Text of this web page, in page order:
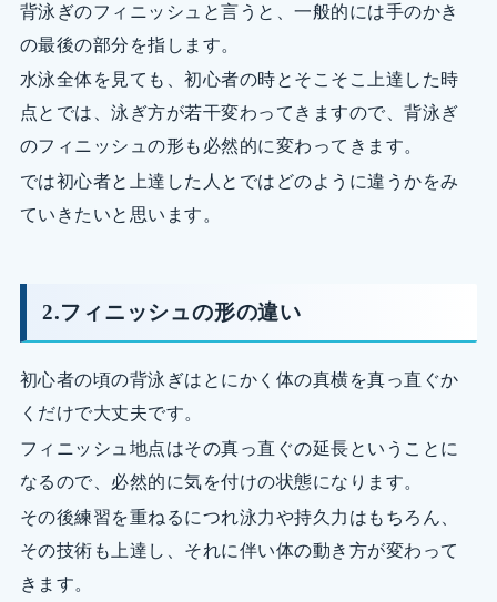
背泳ぎのフィニッシュと言うと、一般的には手のかき
の最後の部分を指します。
水泳全体を見ても、初心者の時とそこそこ上達した時
点とでは、泳ぎ方が若干変わってきますので、背泳ぎ
のフィニッシュの形も必然的に変わってきます。
では初心者と上達した人とではどのように違うかをみ
ていきたいと思います。
2.フィニッシュの形の違い
初心者の頃の背泳ぎはとにかく体の真横を真っ直ぐか
くだけで大丈夫です。
フィニッシュ地点はその真っ直ぐの延長ということに
なるので、必然的に気を付けの状態になります。
その後練習を重ねるにつれ泳力や持久力はもちろん、
その技術も上達し、それに伴い体の動き方が変わって
きます。